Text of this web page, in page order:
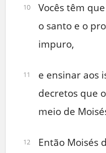
10
Vocês têm
o santo e o
impuro,
11
e ensinar aos
decretos que
meio de
12
Então Moisés